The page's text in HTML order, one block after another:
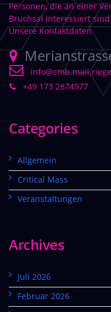
Personen, die an einer
Bruchsal interessiert
Unsere Kontaktdaten
+49 173 2874977
Categories
Allgemein
Critical Mass
Veranstaltungen
Archives
Juli 2026
Februar 2026